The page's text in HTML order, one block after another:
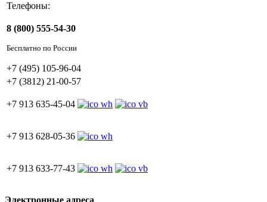
Телефоны:
8 (800) 555-54-30
Бесплатно по России
+7 (495) 105-96-04
+7 (3812) 21-00-57
+7 913 635-45-04
+7 913 628-05-36
+7 913 633-77-43